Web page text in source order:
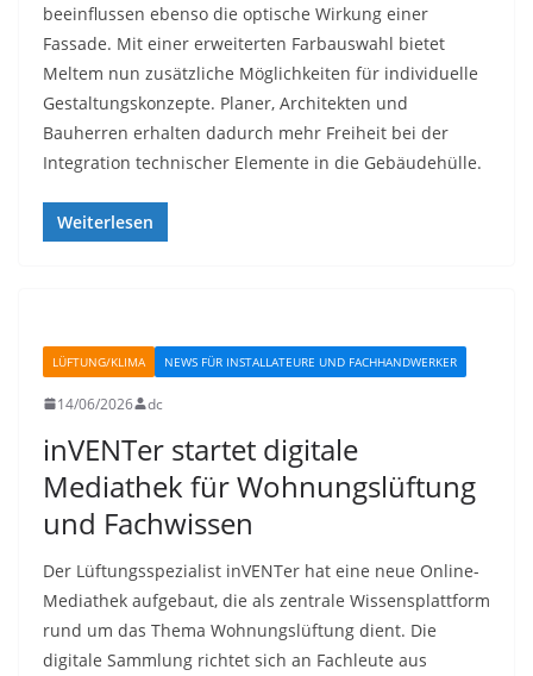
beeinflussen ebenso die optische Wirkung einer
Fassade. Mit einer erweiterten Farbauswahl bietet
Meltem nun zusätzliche Möglichkeiten für individuelle
Gestaltungskonzepte. Planer, Architekten und
Bauherren erhalten dadurch mehr Freiheit bei der
Integration technischer Elemente in die Gebäudehülle.
Weiterlesen
LÜFTUNG/KLIMA NEWS FÜR INSTALLATEURE UND FACHHANDWERKER
14/06/2026 dc
inVENTer startet digitale
Mediathek für Wohnungslüftung
und Fachwissen
Der Lüftungsspezialist inVENTer hat eine neue Online-
Mediathek aufgebaut, die als zentrale Wissensplattform
rund um das Thema Wohnungslüftung dient. Die
digitale Sammlung richtet sich an Fachleute aus